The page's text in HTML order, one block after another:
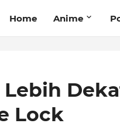
Home Anime
Lock